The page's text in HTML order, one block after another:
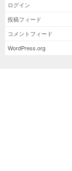
ログイン
投稿フィード
コメントフィード
WordPress.org